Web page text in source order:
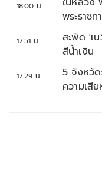
18:00 น.
พระราช
รร.เทพศิ
17:51 น.
สะพัด 'เ
สีน้ำเงิน
17:29 น.
5 จังหวั
ความเสี